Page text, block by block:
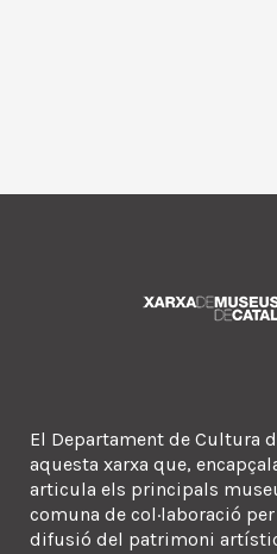
El Departament de Cultura
aquesta xarxa que,
articula els principals
comuna de col·laboració
difusió del patrimoni